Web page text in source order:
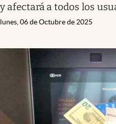
y afectará a todos los
lunes, 06 de Octubre de 2025